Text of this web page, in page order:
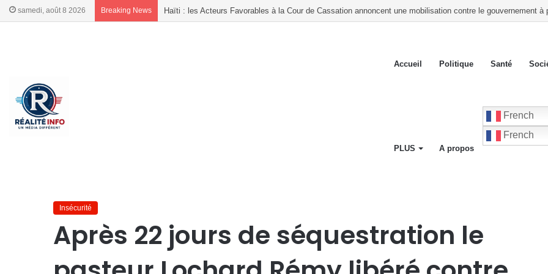
samedi, août 8 2026 Breaking News Delmas, l’OCCEDH mobilise les mères autour de l’allaitement maternel et de la santé infantile
Accueil Politique Santé
PLUS A propos
French
French
French
Insécurité
Après 22 jours de séquestration le